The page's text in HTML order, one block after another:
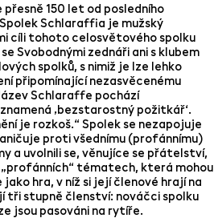
přesně 150 let od posledního
Schlaraffia je mužský
cíli tohoto celosvětového spolku
Svobodnými zednáři ani s klubem
spolků, s nimiž je lze lehko
připomínající nezasvěcenému
Schlaraffe pochází
‚bezstarostný požitkář‘.
je rozkoš.“ Spolek se nezapojuje
proti všednímu (profánnímu)
a uvolnili se, věnujíce se přátelství,
tématech, která mohou
hra, v níž si její členové hrají na
tři stupně členství: nováčci spolku
jsou pasováni na rytíře.